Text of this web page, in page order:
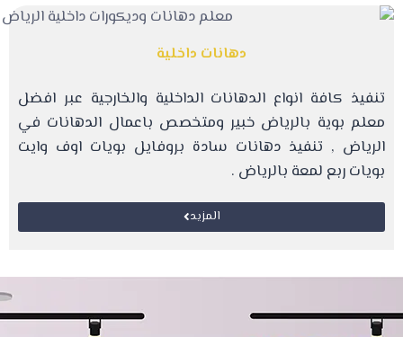
دهانات داخلية
تنفيذ كافة انواع الدهانات الداخلية والخارجية عبر افضل
معلم بوية بالرياض خبير ومتخصص باعمال الدهانات في
الرياض , تنفيذ دهانات سادة بروفايل بويات اوف وايت
بويات ربع لمعة بالرياض .
المزيد